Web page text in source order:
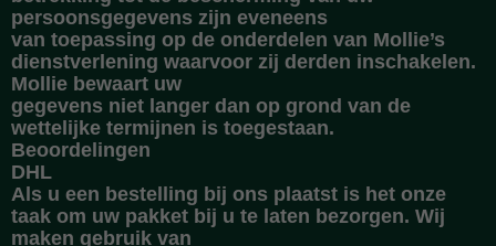
persoonsgegevens zijn eveneens
van toepassing op de onderdelen van Mollie’s
dienstverlening waarvoor zij derden inschakelen.
Mollie bewaart uw
gegevens niet langer dan op grond van de
wettelijke termijnen is toegestaan.
Beoordelingen
DHL
Als u een bestelling bij ons plaatst is het onze
taak om uw pakket bij u te laten bezorgen. Wij
maken gebruik van